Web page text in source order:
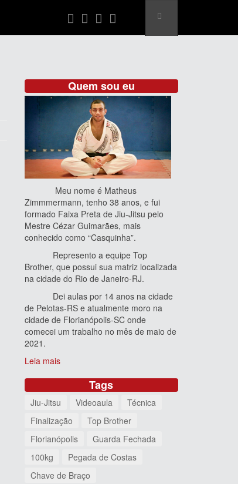
Quem sou eu
Meu nome é Matheus
Zimmmermann, tenho 38 anos, e fui
formado Faixa Preta de Jiu-Jitsu pelo
Mestre Cézar Guimarães, mais
conhecido como “Casquinha”.
Represento a equipe Top
Brother, que possui sua matriz localizada
na cidade do Rio de Janeiro-RJ.
Dei aulas por 14 anos na cidade
de Pelotas-RS e atualmente moro na
cidade de Florianópolis-SC onde
comecei um trabalho no mês de maio de
2021.
Leia mais
Tags
Jiu-Jitsu Videoaula
Técnica
Finalização
Top Brother
Florianópolis
Guarda Fechada
100kg
Pegada de Costas
Chave de Braço